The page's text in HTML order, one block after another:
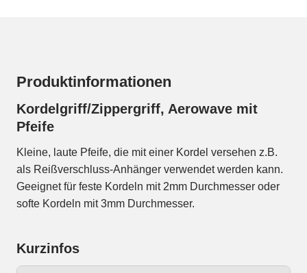
Produktinformationen
Kordelgriff/Zippergriff, Aerowave mit
Pfeife
Kleine, laute Pfeife, die mit einer Kordel versehen z.B.
als Reißverschluss-Anhänger verwendet werden kann.
Geeignet für feste Kordeln mit 2mm Durchmesser oder
softe Kordeln mit 3mm Durchmesser.
Kurzinfos